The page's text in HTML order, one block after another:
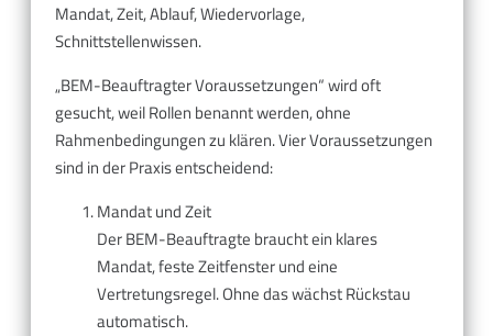
Mandat, Zeit, Ablauf, Wiedervorlage,
Schnittstellenwissen.
„BEM-Beauftragter Voraussetzungen“ wird oft
gesucht, weil Rollen benannt werden, ohne
Rahmenbedingungen zu klären. Vier Voraussetzungen
sind in der Praxis entscheidend:
Mandat und Zeit
Der BEM-Beauftragte braucht ein klares
Mandat, feste Zeitfenster und eine
Vertretungsregel. Ohne das wächst Rückstau
automatisch.